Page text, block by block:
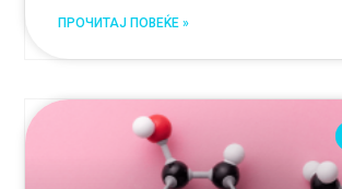
ПРОЧИТАЈ ПОВЕЌЕ »